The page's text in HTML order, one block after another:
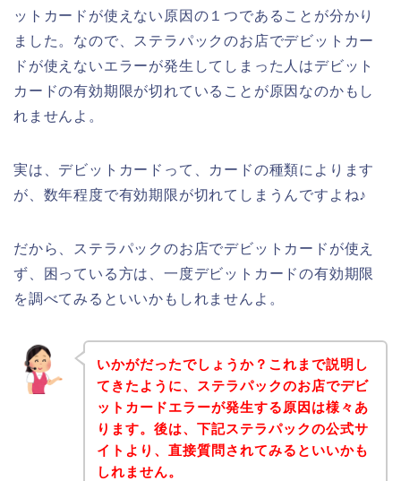
ットカードが使えない原因の１つであることが分かり
ました。なので、ステラパックのお店でデビットカー
ドが使えないエラーが発生してしまった人はデビット
カードの有効期限が切れていることが原因なのかもし
れませんよ。
実は、デビットカードって、カードの種類によります
が、数年程度で有効期限が切れてしまうんですよね♪
だから、ステラパックのお店でデビットカードが使え
ず、困っている方は、一度デビットカードの有効期限
を調べてみるといいかもしれませんよ。
いかがだったでしょうか？これまで説明し
てきたように、ステラパックのお店でデビ
ットカードエラーが発生する原因は様々あ
ります。後は、下記ステラパックの公式サ
イトより、直接質問されてみるといいかも
しれません。